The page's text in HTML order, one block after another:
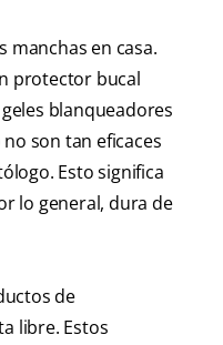
manchas en casa.
protector bucal
blanqueadores
son tan eficaces
Esto significa
lo general, dura de
de
libre. Estos